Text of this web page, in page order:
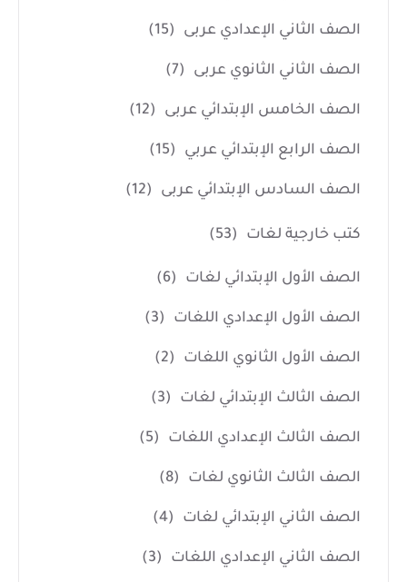
الصف الثاني الإعدادي عربى (15)
الصف الثاني الثانوي عربى (7)
الصف الخامس الإبتدائي عربى (12)
الصف الرابع الإبتدائي عربي (15)
الصف السادس الإبتدائي عربى (12)
كتب خارجية لغات (53)
الصف الأول الإبتدائي لغات (6)
الصف الأول الإعدادي اللغات (3)
الصف الأول الثانوي اللغات (2)
الصف الثالث الإبتدائي لغات (3)
الصف الثالث الإعدادي اللغات (5)
الصف الثالث الثانوي لغات (8)
الصف الثاني الإبتدائي لغات (4)
الصف الثاني الإعدادي اللغات (3)